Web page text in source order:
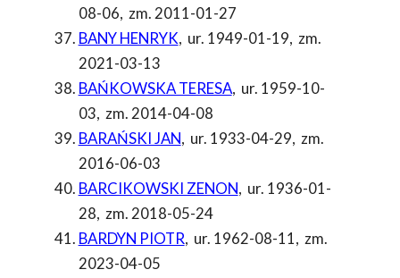
08-06, zm. 2011-01-27
BANY HENRYK, ur. 1949-01-19, zm.
2021-03-13
BAŃKOWSKA TERESA, ur. 1959-10-
03, zm. 2014-04-08
BARAŃSKI JAN, ur. 1933-04-29, zm.
2016-06-03
BARCIKOWSKI ZENON, ur. 1936-01-
28, zm. 2018-05-24
BARDYN PIOTR, ur. 1962-08-11, zm.
2023-04-05